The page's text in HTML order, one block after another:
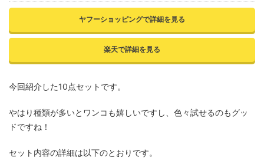
ヤフーショッピングで詳細を見る
楽天で詳細を見る
今回紹介した10点セットです。
やはり種類が多いとワンコも嬉しいですし、色々試せるのもグッ
ドですね！
セット内容の詳細は以下のとおりです。